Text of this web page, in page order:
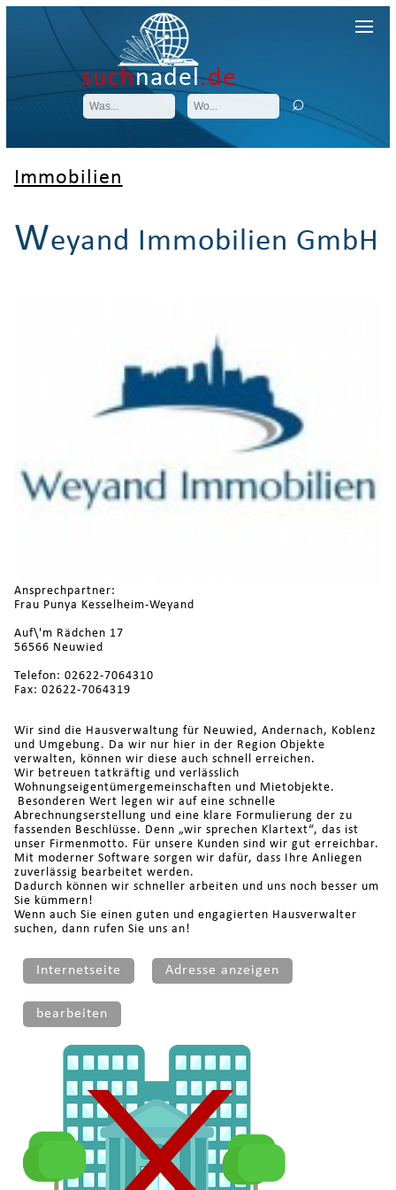
suchnadel.de
Immobilien
Weyand Immobilien GmbH
Ansprechpartner:
Frau Punya Kesselheim-Weyand
Auf\'m Rädchen 17
56566 Neuwied
Telefon: 02622-7064310
Fax: 02622-7064319
Wir sind die Hausverwaltung für Neuwied, Andernach, Koblenz
und Umgebung. Da wir nur hier in der Region Objekte
verwalten, können wir diese auch schnell erreichen.
Wir betreuen tatkräftig und verlässlich
Wohnungseigentümergemeinschaften und Mietobjekte.
Besonderen Wert legen wir auf eine schnelle
Abrechnungserstellung und eine klare Formulierung der zu
fassenden Beschlüsse. Denn „wir sprechen Klartext“, das ist
unser Firmenmotto. Für unsere Kunden sind wir gut erreichbar.
Mit moderner Software sorgen wir dafür, dass Ihre Anliegen
zuverlässig bearbeitet werden.
Dadurch können wir schneller arbeiten und uns noch besser um
Sie kümmern!
Wenn auch Sie einen guten und engagierten Hausverwalter
suchen, dann rufen Sie uns an!
Internetseite Adresse anzeigen
bearbeiten